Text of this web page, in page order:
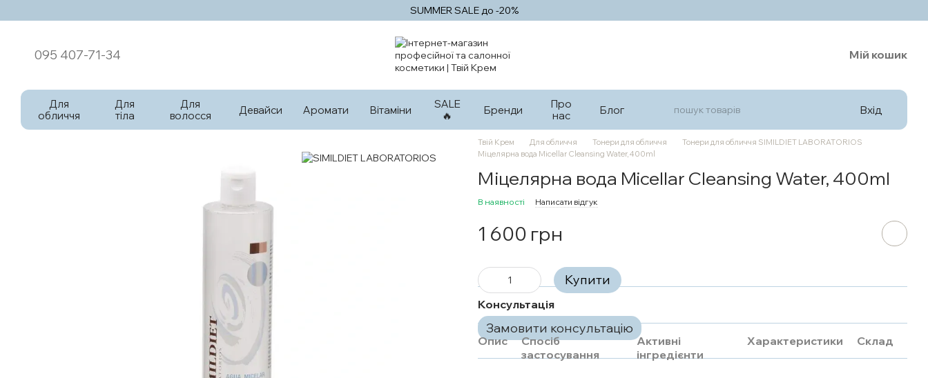
SUMMER SALE до -20%
095 407-71-34 Мій кошик
Для
обличчя
Для
тіла
Для
волосся
Девайси Аромати Вітаміни
SALE
🔥
Бренди
Про
нас
Блог Вхід
Твій Крем Для обличчя Тонери для обличчя
Тонери для обличчя SIMILDIET LABORATORIOS
Міцелярна вода Micellar Cleansing Water, 400ml
Міцелярна вода Micellar Cleansing Water, 400ml
В наявності Написати відгук
1 600 грн
Купити
Консультація
Замовити консультацію
Опис
Спосіб
застосування
Активні
інгредієнти
Характеристики Склад